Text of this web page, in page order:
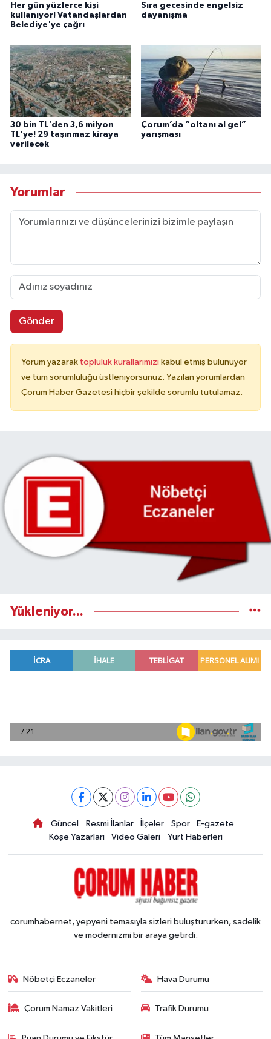
Her gün yüzlerce kişi
kullanıyor! Vatandaşlardan
Belediye'ye çağrı
Sıra gecesinde engelsiz
dayanışma
30 bin TL'den 3,6 milyon
TL'ye! 29 taşınmaz kiraya
verilecek
Çorum’da “oltanı al gel”
yarışması
Yorumlar
Gönder
Yorum yazarak topluluk kurallarımızı kabul etmiş bulunuyor
ve tüm sorumluluğu üstleniyorsunuz. Yazılan yorumlardan
Çorum Haber Gazetesi hiçbir şekilde sorumlu tutulamaz.
Yükleniyor...
Güncel Resmi İlanlar İlçeler Spor
E-gazete
Köşe Yazarları
Video Galeri Yurt Haberleri
corumhabernet, yepyeni temasıyla sizleri buluştururken, sadelik
ve modernizmi bir araya getirdi.
Nöbetçi Eczaneler Hava Durumu
Çorum Namaz Vakitleri Trafik Durumu